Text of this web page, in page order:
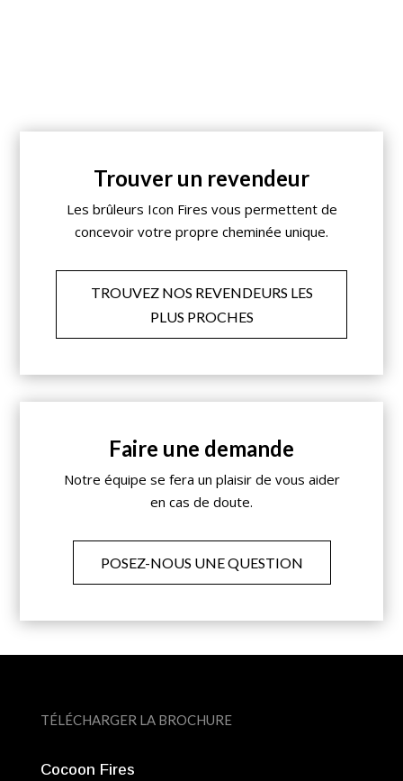
Trouver un revendeur
Les brûleurs Icon Fires vous permettent de
concevoir votre propre cheminée unique.
TROUVEZ NOS REVENDEURS LES
PLUS PROCHES
Faire une demande
Notre équipe se fera un plaisir de vous aider
en cas de doute.
POSEZ-NOUS UNE QUESTION
TÉLÉCHARGER LA BROCHURE
Cocoon Fires